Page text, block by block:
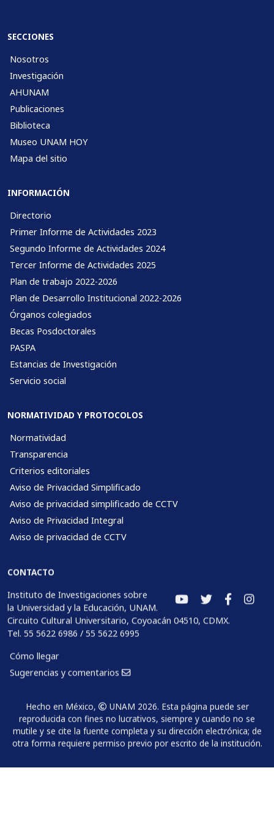
SECCIONES
Nosotros
Investigación
AHUNAM
Publicaciones
Biblioteca
Museo UNAM HOY
Mapa del sitio
INFORMACIÓN
Directorio
Primer Informe de Actividades 2023
Segundo Informe de Actividades 2024
Tercer Informe de Actividades 2025
Plan de trabajo 2022-2026
Plan de Desarrollo Institucional 2022-2026
Órganos colegiados
Becas Posdoctorales
PASPA
Estancias de Investigación
Servicio social
NORMATIVIDAD Y PROTOCOLOS
Normatividad
Transparencia
Criterios editoriales
Aviso de Privacidad Simplificado
Aviso de privacidad simplificado de CCTV
Aviso de Privacidad Integral
Aviso de privacidad de CCTV
CONTACTO
Instituto de Investigaciones sobre
la Universidad y la Educación, UNAM.
Circuito Cultural Universitario, Coyoacán 04510, CDMX.
Tel. 55 5622 6986 / 55 5622 6995
Cómo llegar
Sugerencias y comentarios
Hecho en México,
UNAM 2026. Esta página puede ser
reproducida con fines no lucrativos, siempre y cuando no se
mutile y se cite la fuente completa y su dirección electrónica; de
otra forma requiere permiso previo por escrito de la institución.